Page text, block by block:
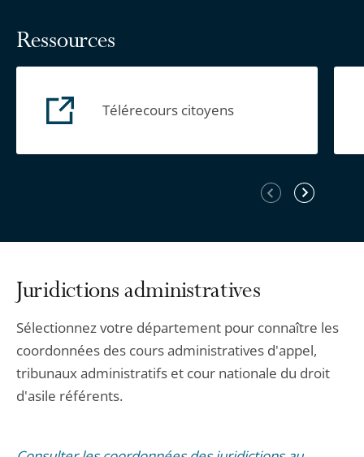
Ressources
Télérecours citoyens
Élément
précédent
Élément
suivant
Juridictions administratives
Sélectionnez votre département pour connaître les
coordonnées des cours administratives d'appel,
tribunaux administratifs et cour nationale du droit
d'asile référents.